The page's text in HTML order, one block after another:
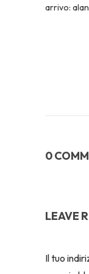
arrivo:
0
LEAVE
Il tuo